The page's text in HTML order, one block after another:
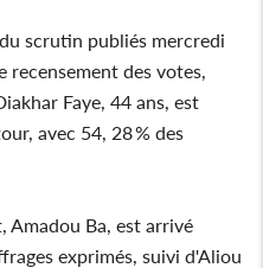
scrutin publiés mercredi
recensement des votes,
Faye, 44 ans, est
avec 54, 28 % des
Amadou Ba, est arrivé
exprimés, suivi d'Aliou